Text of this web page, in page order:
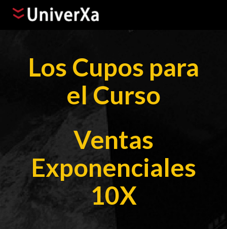
Los Cupos para
el Curso
Ventas
Exponenciales
10X